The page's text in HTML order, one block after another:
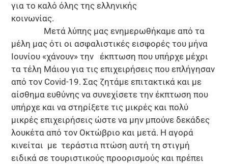
για το καλό όλης της ελληνικής
Μετά λύπης μας ενημερωθήκαμε από τα
μέλη μας ότι οι ασφαλιστικές εισφορές του μήνα
Ιουνίου «χάνουν» την έκπτωση που υπήρχε μέχρι
τα τέλη Μάιου για τις επιχειρήσεις που επλήγησαν
από τον Covid-19. Σας ζητάμε επιτακτικά και με
αίσθημα ευθύνης να συνεχίσετε την έκπτωση που
υπήρχε και να στηρίξετε τις μικρές και πολύ
μικρές επιχειρήσεις ώστε να μην μπούνε δεκάδες
λουκέτα από τον Οκτώβριο και μετά. Η αγορά
κινείται με τεράστια πτώση αυτή τη στιγμή
ειδικά σε τουριστικούς προορισμούς και πρέπει